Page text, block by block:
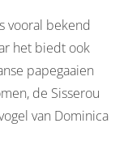
vooral bekend
het biedt ook
papegaaien
de Sisserou
van Dominica